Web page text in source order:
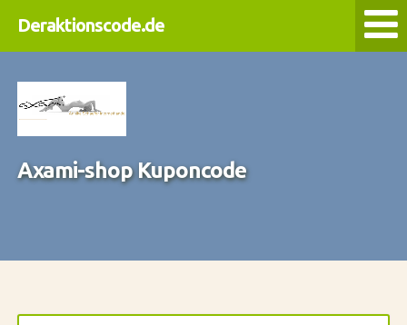
Deraktionscode.de
Axami-shop Kuponcode